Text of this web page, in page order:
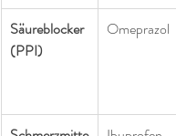
Säureblocker
(PPI)
Omeprazol